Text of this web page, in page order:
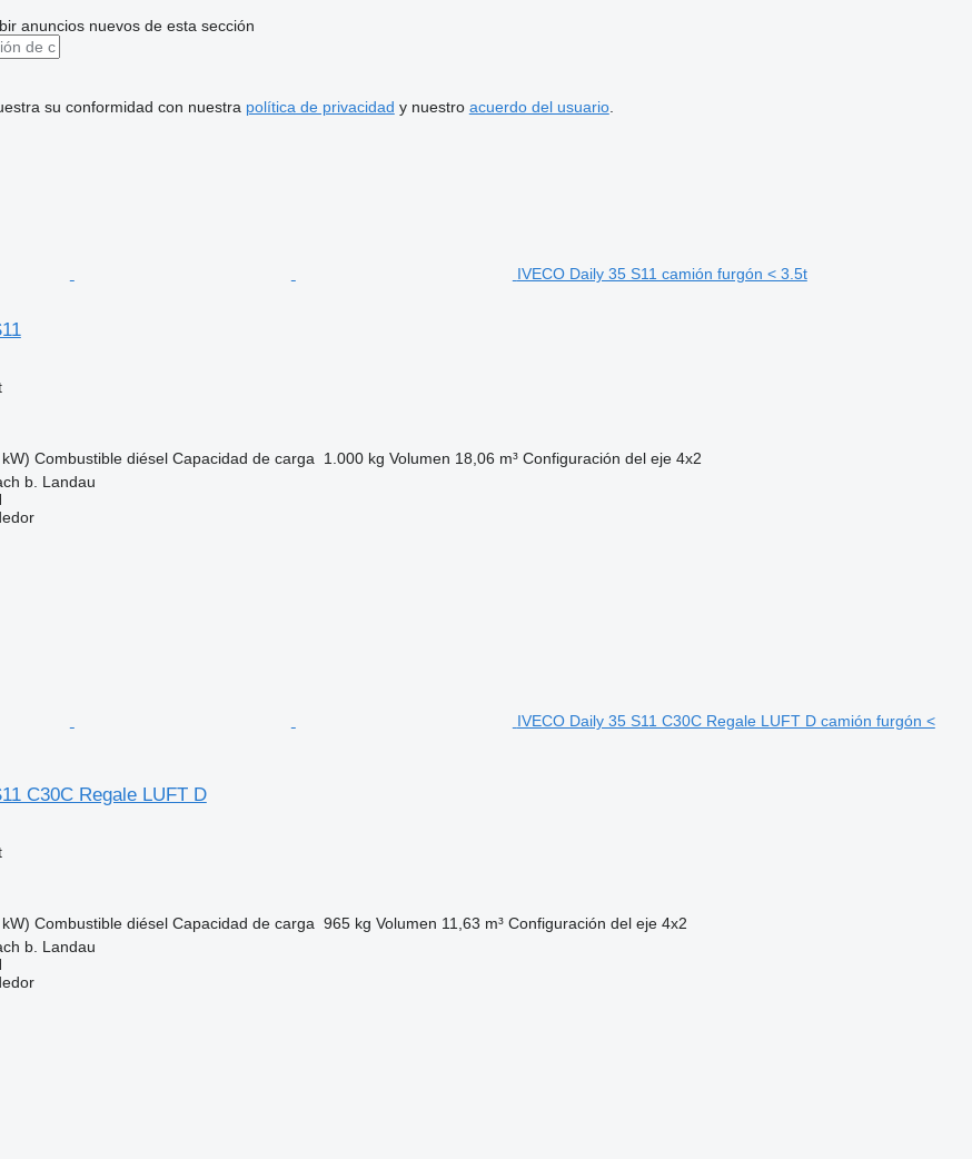
anuncios nuevos de esta sección
su conformidad con nuestra política de privacidad y nuestro acuerdo del usuario.
IVECO Daily 35 S11 camión furgón < 3.5t
Combustible diésel Capacidad de carga 1.000 kg Volumen 18,06 m³ Configuración del eje 4x2
b. Landau
IVECO Daily 35 S11 C30C Regale LUFT D camión furgón <
C30C Regale LUFT D
Combustible diésel Capacidad de carga 965 kg Volumen 11,63 m³ Configuración del eje 4x2
b. Landau